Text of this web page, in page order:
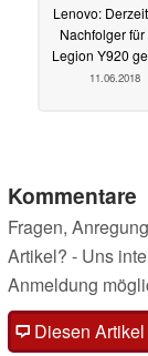
Lenovo:
Nachfolger
Legion Y920
11.06.2018
Kommentare
Fragen,
Artikel? - Uns
Anmeldung
Diesen